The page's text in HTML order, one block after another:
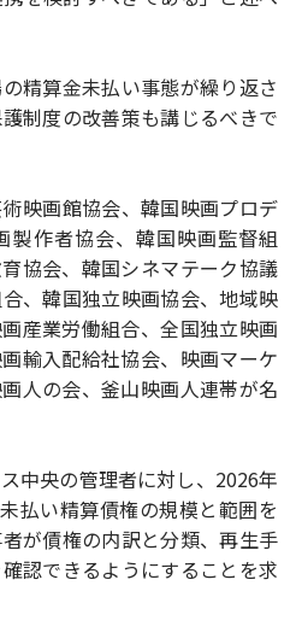
精算金未払い事態が繰り返さ
制度の改善策も講じるべきで
映画館協会、韓国映画プロデ
製作者協会、韓国映画監督組
協会、韓国シネマテーク協議
、韓国独立映画協会、地域映
産業労働組合、全国独立映画
輸入配給社協会、映画マーケ
人の会、釜山映画人連帯が名
中央の管理者に対し、2026年
払い精算債権の規模と範囲を
が債権の内訳と分類、再生手
認できるようにすることを求